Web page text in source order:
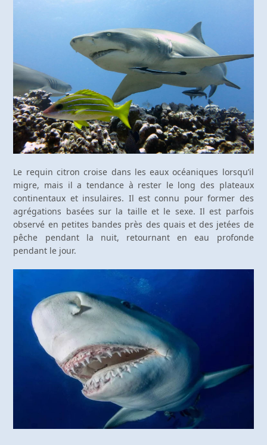
Le requin citron croise dans les eaux océaniques lorsqu’il
migre, mais il a tendance à rester le long des plateaux
continentaux et insulaires. Il est connu pour former des
agrégations basées sur la taille et le sexe. Il est parfois
observé en petites bandes près des quais et des jetées de
pêche pendant la nuit, retournant en eau profonde
pendant le jour.